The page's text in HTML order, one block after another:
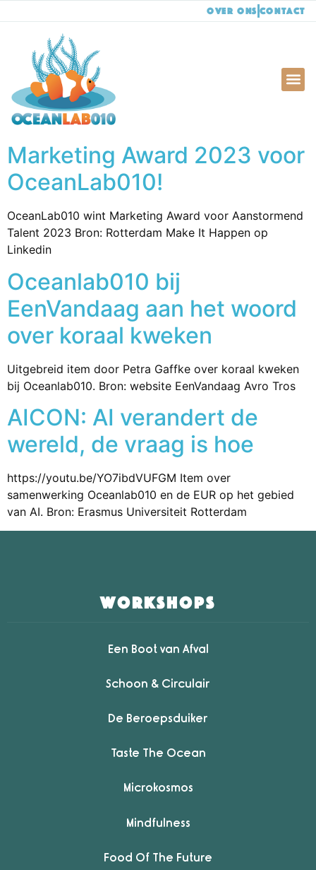
Over ons Contact
Marketing Award 2023 voor
OceanLab010!
OceanLab010 wint Marketing Award voor Aanstormend
Talent 2023 Bron: Rotterdam Make It Happen op
Linkedin
Oceanlab010 bij
EenVandaag aan het woord
over koraal kweken
Uitgebreid item door Petra Gaffke over koraal kweken
bij Oceanlab010. Bron: website EenVandaag Avro Tros
AICON: AI verandert de
wereld, de vraag is hoe
https://youtu.be/YO7ibdVUFGM Item over
samenwerking Oceanlab010 en de EUR op het gebied
van AI. Bron: Erasmus Universiteit Rotterdam
workshops
Een Boot van Afval
Schoon & Circulair
De Beroepsduiker
Taste The Ocean
Microkosmos
Mindfulness
Food Of The Future